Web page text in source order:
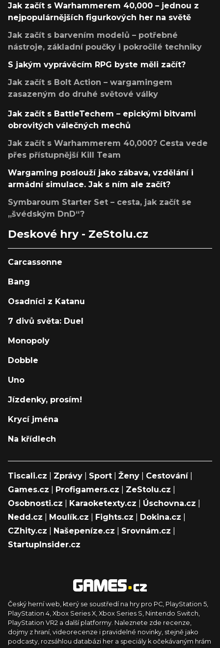
Jak začít s Warhammerem 40,000 – jednou z
nejpopulárnějších figurkových her na světě
Jak začít s barvením modelů – potřebné
nástroje, základní poučky i pokročilé techniky
S jakým vyprávěcím RPG byste měli začít?
Jak začít s Bolt Action – wargamingem
zasazeným do druhé světové války
Jak začít s BattleTechem – epickými bitvami
obrovitých válečných mechů
Jak začít s Warhammerem 40,000? Cesta vede
přes přístupnější Kill Team
Wargaming poslouží jako zábava, vzdělání i
armádní simulace. Jak s ním ale začít?
Symbaroum Starter Set – cesta, jak začít se
„švédským DnD“?
Deskové hry - ZeStolu.cz
Carcassonne
Bang
Osadníci z Katanu
7 divů světa: Duel
Monopoly
Dobble
Uno
Jízdenky, prosím!
Krycí jména
Na křídlech
Tiscali.cz Zprávy Sport Ženy Cestování|
Games.cz
Profigamers.cz ZeStolu.cz
Osobnosti.cz
Karaoketexty.cz Úschovna.cz
Nedd.cz
Moulík.cz Fights.cz Dokina.cz
CZhity.cz
Našepeníze.cz Srovnám.cz
StartupInsider.cz
Český herní web, který se soustředí na hry pro PC, PlayStation 5,
PlayStation 4, Xbox Series X, Xbox Series S, Nintendo Switch,
PlayStation VR2 a další platformy. Naleznete zde recenze,
dojmy z hraní, videorecenze i pravidelné novinky, stejně jako
podcasty, rozsáhlou databázi her a speciály k očekávaným hrám